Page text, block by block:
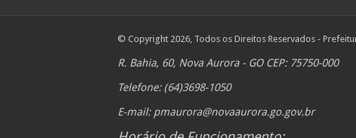
© Copyright 2026, Todos os Direitos Reservados -
R. Bahia, 60, Nova Aurora - GO CEP: 75750-000
Telefone: (64)3698-1050
E-mail: pmaurora@novaaurora.go.gov.br